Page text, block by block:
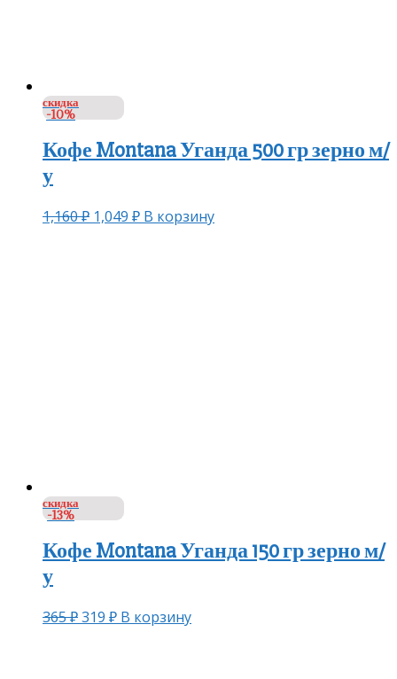
скидка
-10%
Кофе Montana Уганда 500 гр зерно м/
у
1,160₽ 1,049 ₽ В корзину
скидка
-13%
Кофе Montana Уганда 150 гр зерно м/
у
365₽319 ₽ В корзину